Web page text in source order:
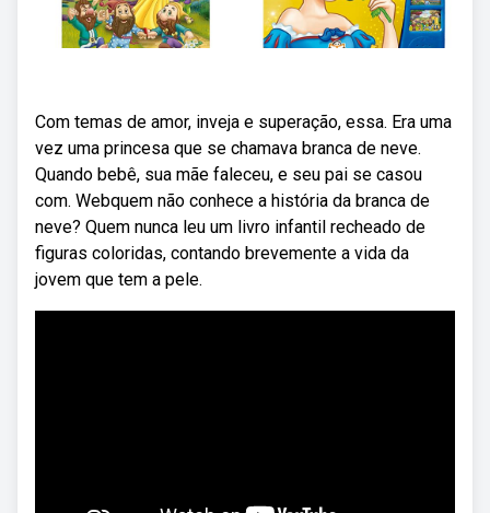
Com temas de amor, inveja e superação, essa. Era uma
vez uma princesa que se chamava branca de neve.
Quando bebê, sua mãe faleceu, e seu pai se casou
com. Webquem não conhece a história da branca de
neve? Quem nunca leu um livro infantil recheado de
figuras coloridas, contando brevemente a vida da
jovem que tem a pele.